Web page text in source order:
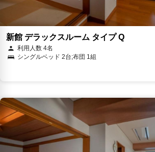
新館 デラックスルーム タイプ Q
利用人数 4名
シングルベッド 2台;布団 1組